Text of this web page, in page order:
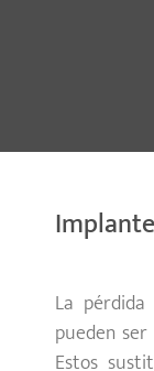
La
pueden
Estos